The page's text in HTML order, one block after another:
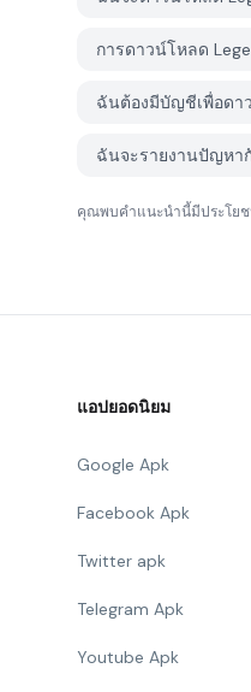
การดาวน์โหลด
ฉันต้องมีบัญชีเพื่อดาว
ฉันจะรายงานปัญหากั
คุณพบคำแนะนำนี้มีประโยช
แอปยอดนิยม
Google Apk
Facebook Apk
Twitter apk
Telegram Apk
Youtube Apk